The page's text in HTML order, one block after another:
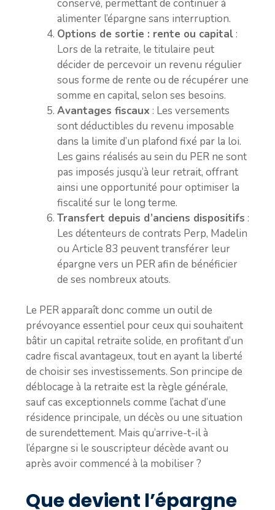
conservé, permettant de continuer à
alimenter l’épargne sans interruption.
Options de sortie : rente ou capital :
Lors de la retraite, le titulaire peut
décider de percevoir un revenu régulier
sous forme de rente ou de récupérer une
somme en capital, selon ses besoins.
Avantages fiscaux : Les versements
sont déductibles du revenu imposable
dans la limite d’un plafond fixé par la loi.
Les gains réalisés au sein du PER ne sont
pas imposés jusqu’à leur retrait, offrant
ainsi une opportunité pour optimiser la
fiscalité sur le long terme.
Transfert depuis d’anciens dispositifs :
Les détenteurs de contrats Perp, Madelin
ou Article 83 peuvent transférer leur
épargne vers un PER afin de bénéficier
de ses nombreux atouts.
Le PER apparaît donc comme un outil de
prévoyance essentiel pour ceux qui souhaitent
bâtir un capital retraite solide, en profitant d’un
cadre fiscal avantageux, tout en ayant la liberté
de choisir ses investissements. Son principe de
déblocage à la retraite est la règle générale,
sauf cas exceptionnels comme l’achat d’une
résidence principale, un décès ou une situation
de surendettement. Mais qu’arrive-t-il à
l’épargne si le souscripteur décède avant ou
après avoir commencé à la mobiliser ?
Que devient l’épargne